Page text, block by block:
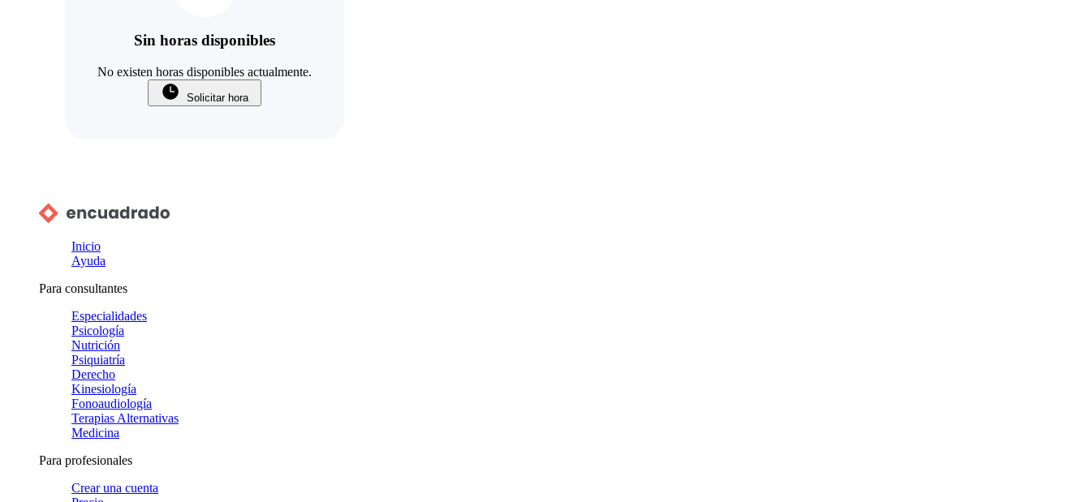
Sin horas disponibles
No existen horas disponibles actualmente.
Solicitar hora
Inicio
Ayuda
Para consultantes
Especialidades
Psicología
Nutrición
Psiquiatría
Derecho
Kinesiología
Fonoaudiología
Terapias Alternativas
Medicina
Para profesionales
Crear una cuenta